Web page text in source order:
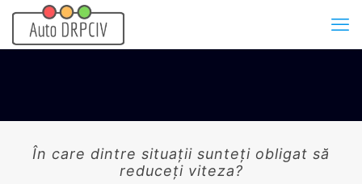
În care dintre situaţii sunteţi obligat să
reduceţi viteza?